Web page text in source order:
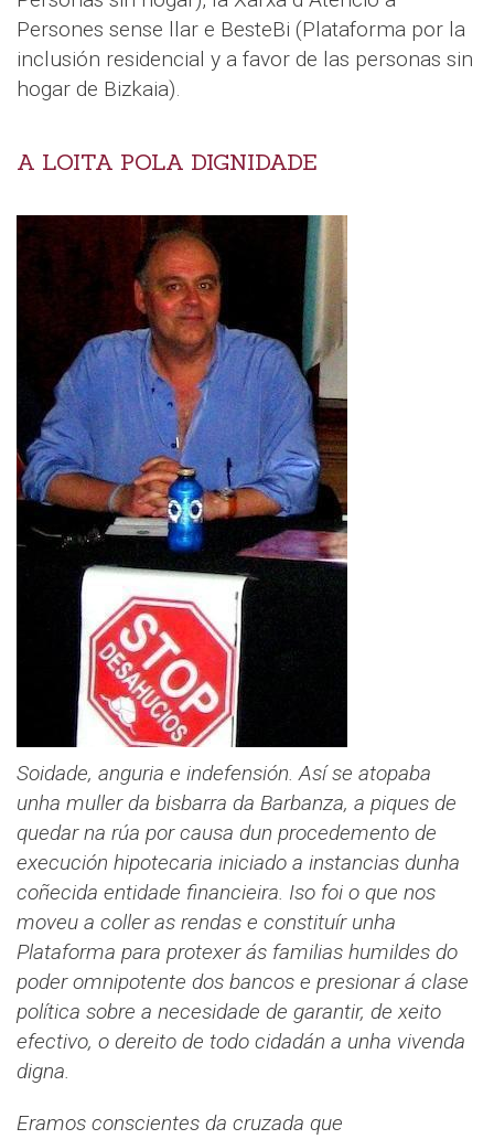
Persones sense llar e BesteBi (Plataforma por la
inclusión residencial y a favor de las personas sin
hogar de Bizkaia).
A LOITA POLA DIGNIDADE
Soidade, anguria e indefensión. Así se atopaba
unha muller da bisbarra da Barbanza, a piques de
quedar na rúa por causa dun procedemento de
execución hipotecaria iniciado a instancias dunha
coñecida entidade financieira. Iso foi o que nos
moveu a coller as rendas e constituír unha
Plataforma para protexer ás familias humildes do
poder omnipotente dos bancos e presionar á clase
política sobre a necesidade de garantir, de xeito
efectivo, o dereito de todo cidadán a unha vivenda
digna.
Eramos conscientes da cruzada que